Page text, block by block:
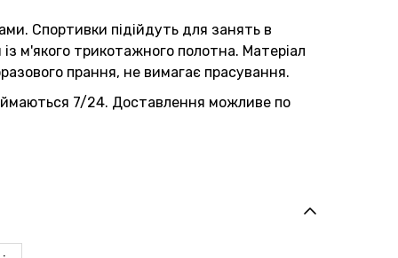
Спортивки підійдуть для занять в
м'якого трикотажного полотна. Матеріал
прання, не вимагає прасування.
7/24. Доставлення можливе по